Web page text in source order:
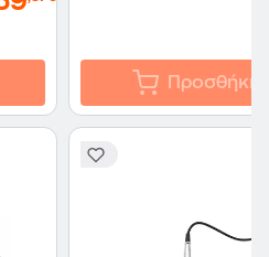
Προσθήκη